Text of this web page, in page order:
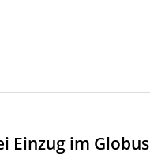
Einzug im Globus